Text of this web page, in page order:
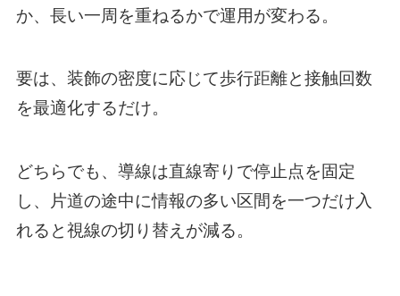
か、長い一周を重ねるかで運用が変わる。
要は、装飾の密度に応じて歩行距離と接触回数
を最適化するだけ。
どちらでも、導線は直線寄りで停止点を固定
し、片道の途中に情報の多い区間を一つだけ入
れると視線の切り替えが減る。